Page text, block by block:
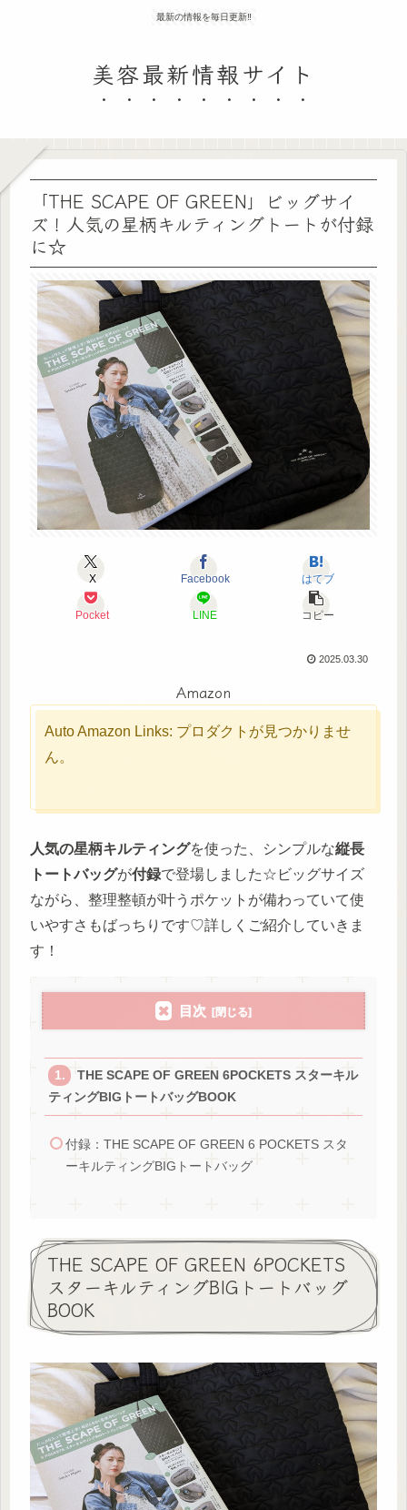
最新の情報を毎日更新‼
美容最新情報サイト
「THE SCAPE OF GREEN」ビッグサイ
ズ！人気の星柄キルティングトートが付録
に☆
X Facebook はてブ
Pocket LINE コピー
2025.03.30
Amazon
Auto Amazon Links: プロダクトが見つかりませ
ん。
人気の星柄キルティングを使った、シンプルな縦長
トートバッグが付録で登場しました☆ビッグサイズ
ながら、整理整頓が叶うポケットが備わっていて使
いやすさもばっちりです♡詳しくご紹介していきま
す！
目次
THE SCAPE OF GREEN 6POCKETS スターキル
ティングBIGトートバッグBOOK
付録：THE SCAPE OF GREEN 6 POCKETS スタ
ーキルティングBIGトートバッグ
THE SCAPE OF GREEN 6POCKETS
スターキルティングBIGトートバッグ
BOOK